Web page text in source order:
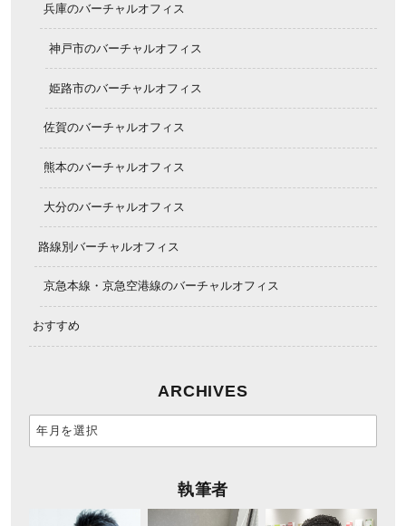
兵庫のバーチャルオフィス
神戸市のバーチャルオフィス
姫路市のバーチャルオフィス
佐賀のバーチャルオフィス
熊本のバーチャルオフィス
大分のバーチャルオフィス
路線別バーチャルオフィス
京急本線・京急空港線のバーチャルオフィス
おすすめ
ARCHIVES
執筆者